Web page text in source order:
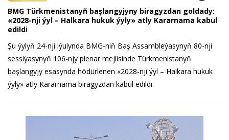
BMG Türkmenistanyň başlangyjyny biragyzdan goldady:
«2028-nji ýyl – Halkara hukuk ýyly» atly Kararnama kabul
edildi
Şu ýylyň 24-nji iýulynda BMG-niň Baş Assambleýasynyň 80-nji
sessiýasynyň 106-njy plenar mejlisinde Türkmenistanyň
başlangyjy esasynda hödürlenen «2028-nji ýyl – Halkara hukuk
ýyly» atly Kararnama biragyzdan kabul edildi.